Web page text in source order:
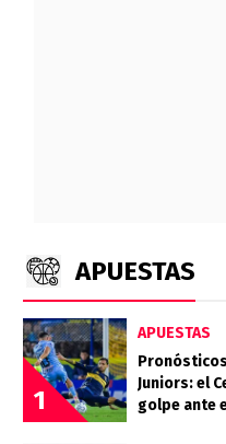
APUESTAS
1
APUESTAS
Juniors: el
golpe ante